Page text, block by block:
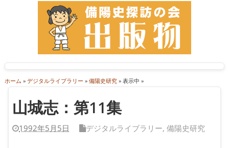
ホーム » デジタルライブラリー » 備陽史研究» 表示中 »
山城志：第11集
1992年5月5日 デジタルライブラリー,備陽史研究